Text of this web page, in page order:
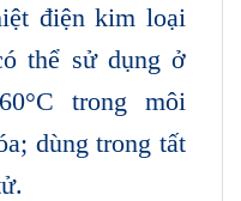
điện kim loại
thể sử dụng ở
trong môi
dùng trong tất